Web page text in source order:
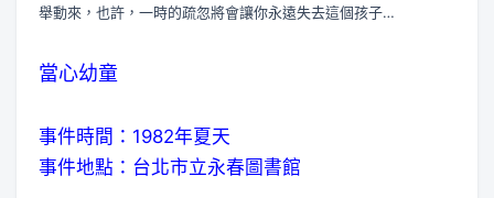
舉動來，也許，一時的疏忽將會讓你永遠失去這個孩子…
當心幼童
事件時間：1982年夏天
事件地點：台北市立永春圖書館